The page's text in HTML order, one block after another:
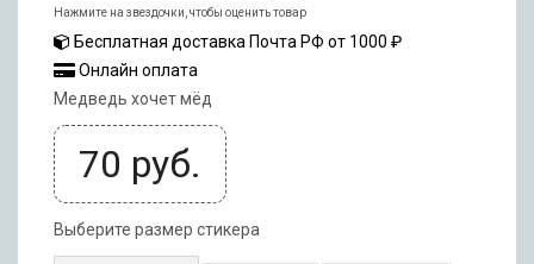
Нажмите на звездочки, чтобы оценить товар
Бесплатная доставка Почта РФ от 1000 ₽
Онлайн оплата
Медведь хочет мёд
70 руб.
Выберите размер стикера